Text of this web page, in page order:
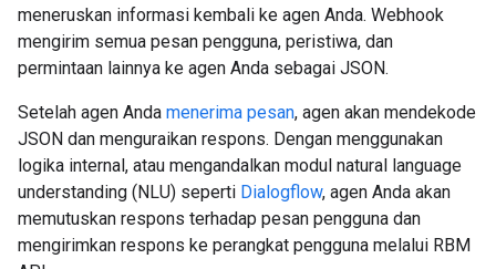
meneruskan informasi kembali ke agen Anda. Webhook
mengirim semua pesan pengguna, peristiwa, dan
permintaan lainnya ke agen Anda sebagai JSON.
Setelah agen Anda menerima pesan, agen akan mendekode
JSON dan menguraikan respons. Dengan menggunakan
logika internal, atau mengandalkan modul natural language
understanding (NLU) seperti Dialogflow, agen Anda akan
memutuskan respons terhadap pesan pengguna dan
mengirimkan respons ke perangkat pengguna melalui RBM